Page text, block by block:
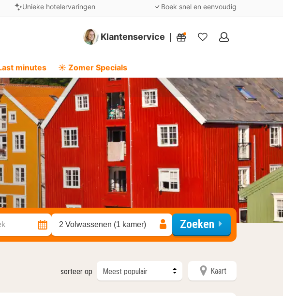
Unieke hotelervaringen Boek snel en eenvoudig
Klantenservice
Mijn
minutes ☀️ Zomer Specials
2 Volwassenen (1 kamer) Zoeken
sorteer op Kaart